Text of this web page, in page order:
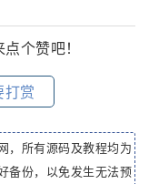
个赞吧！
打赏
，所有源码及教程均为
备份，以免发生无法预